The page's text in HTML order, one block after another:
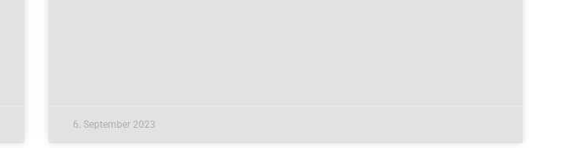
6. September 2023